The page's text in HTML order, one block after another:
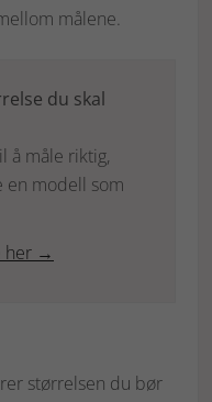
målene.
du skal
å måle riktig,
en modell som
her →
størrelsen du bør